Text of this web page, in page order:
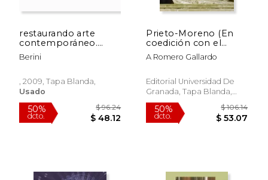
50%
dcto.
50%
dcto.
restaurando arte
contemporáneo.
textos y testimonios
Berini
, 2009, Tapa Blanda,
Usado
Prieto-Moreno (En
coedición con el
Patronato de la
Alhambra y
A Romero Gallardo
Editorial Universidad De
Granada, Tapa Blanda,
Nuevo